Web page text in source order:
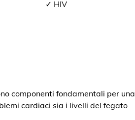
✓ HIV
componenti fondamentali per una
cardiaci sia i livelli del fegato